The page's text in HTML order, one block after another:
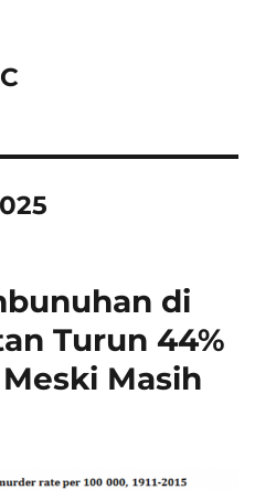
di
Turun 44%
Masih